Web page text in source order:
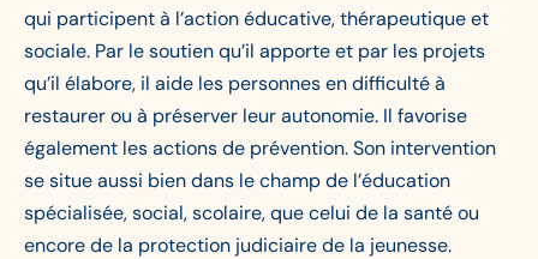
qui participent à l’action éducative, thérapeutique et
sociale. Par le soutien qu’il apporte et par les projets
qu’il élabore, il aide les personnes en difficulté à
restaurer ou à préserver leur autonomie. Il favorise
également les actions de prévention. Son intervention
se situe aussi bien dans le champ de l’éducation
spécialisée, social, scolaire, que celui de la santé ou
encore de la protection judiciaire de la jeunesse.